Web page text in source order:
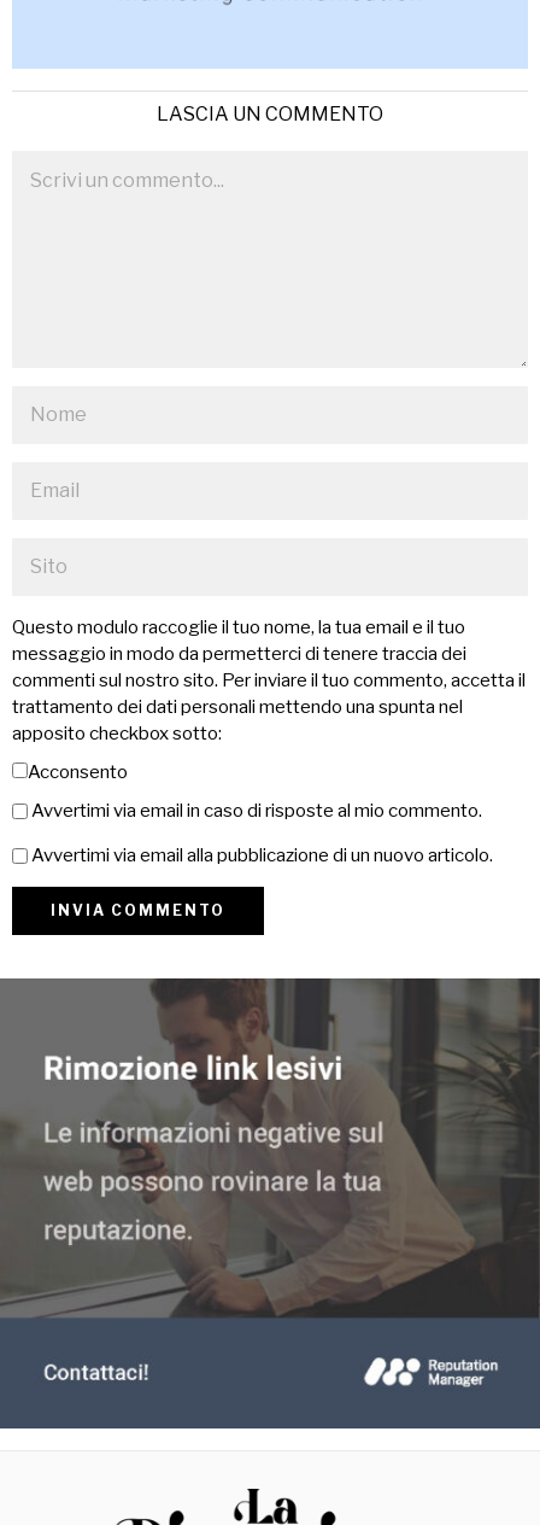
LASCIA UN COMMENTO
Questo modulo raccoglie il tuo nome, la tua email e il tuo
messaggio in modo da permetterci di tenere traccia dei
commenti sul nostro sito. Per inviare il tuo commento, accetta il
trattamento dei dati personali mettendo una spunta nel
apposito checkbox sotto:
Acconsento
Avvertimi via email in caso di risposte al mio commento.
Avvertimi via email alla pubblicazione di un nuovo articolo.